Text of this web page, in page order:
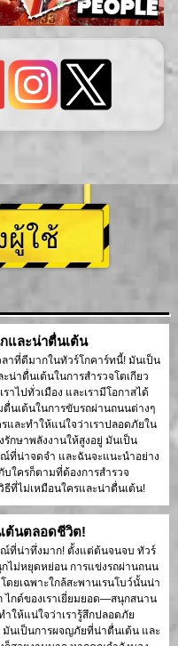
ผู้ใช้
และน่าตื่นเต้น
ลาที่ดีมากในทัวร์โกคาร์ทนี้! มันเป็น
น่าตื่นเต้นในการสำรวจโตเกียว
ราไปทั่วเมือง และเรามีโอกาสได้
นเต้นในการขับรถผ่านถนนต่างๆ
และทำให้แน่ใจว่าเราปลอดภัยใน
กษาพลังงานให้สูงอยู่ มันเป็น
ที่น่าจดจำ และฉันจะแนะนำอย่าง
ใครก็ตามที่ต้องการสำรวจ
ธีที่ไม่เหมือนใครและน่าตื่นเต้น!
ต้นตลอดชีวิต!
ณ์ที่น่าทึ่งมาก! ตั้งแต่ต้นจนจบ ทัวร์
ไม่หยุดหย่อน การแข่งรถผ่านถนน
ดยเฉพาะใกล้สะพานเรนโบว์นั้นน่า
ไกด์ของเราเยี่ยมยอด—สนุกสนาน
ำให้แน่ใจว่าเรารู้สึกปลอดภัย
มันเป็นการผจญภัยที่น่าตื่นเต้น และ